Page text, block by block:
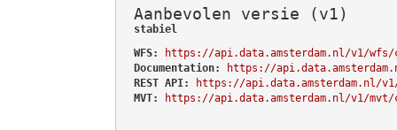
Aanbevolen versie (v1)
stabiel
WFS:
https://api.data.amsterdam.nl/v1/wfs/
Documentation:
https://
REST API:
https://api.data.amsterdam.nl/v1/
MVT:
https://api.data.amsterdam.nl/v1/mvt/